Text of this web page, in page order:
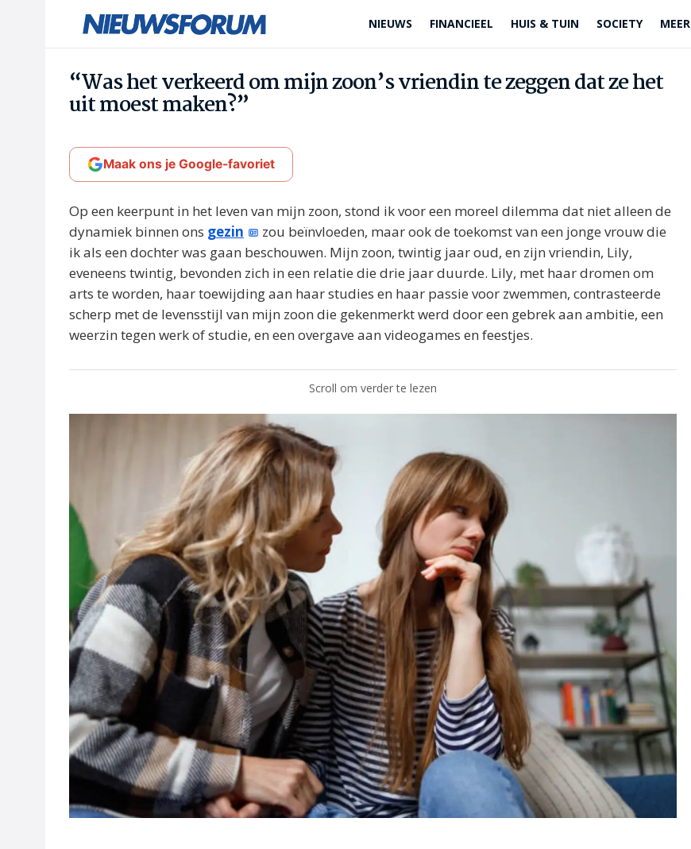
NIEUWS FINANCIEEL HUIS & TUIN SOCIETY MEER
“Was het verkeerd om mijn zoon’s vriendin te zeggen dat ze het
uit moest maken?”
Maak ons je Google-favoriet
Op een keerpunt in het leven van mijn zoon, stond ik voor een moreel dilemma dat niet alleen de
dynamiek binnen ons gezin
zou beïnvloeden, maar ook de toekomst van een jonge vrouw die
ik als een dochter was gaan beschouwen. Mijn zoon, twintig jaar oud, en zijn vriendin, Lily,
eveneens twintig, bevonden zich in een relatie die drie jaar duurde. Lily, met haar dromen om
arts te worden, haar toewijding aan haar studies en haar passie voor zwemmen, contrasteerde
scherp met de levensstijl van mijn zoon die gekenmerkt werd door een gebrek aan ambitie, een
weerzin tegen werk of studie, en een overgave aan videogames en feestjes.
Scroll om verder te lezen